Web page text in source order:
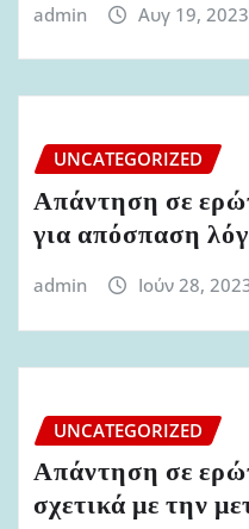
admin Αυγ 19, 2023
UNCATEGORIZED
Απάντηση σε
για απόσπαση
admin Ιούν 28,
UNCATEGORIZED
Απάντηση σε
σχετικά με την